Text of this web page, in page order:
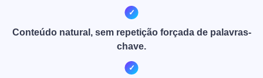
Conteúdo natural, sem repetição forçada de palavras-
chave.